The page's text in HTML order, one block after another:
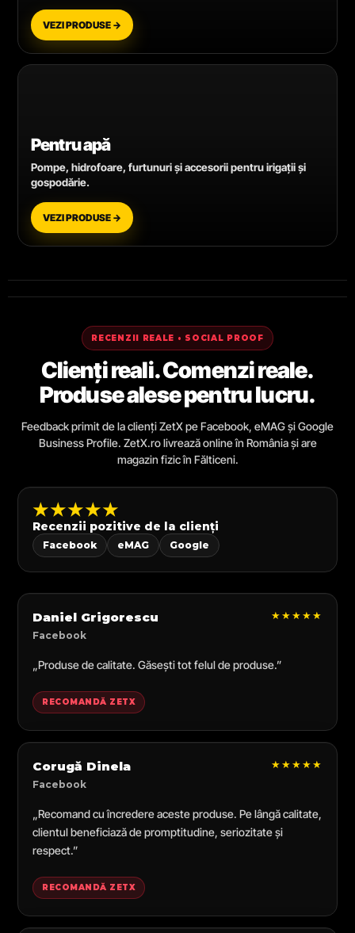
VEZI PRODUSE →
Pentru apă
Pompe, hidrofoare, furtunuri și accesorii pentru irigații și
gospodărie.
VEZI PRODUSE →
RECENZII REALE • SOCIAL PROOF
Clienți reali. Comenzi reale.
Produse alese pentru lucru.
Feedback primit de la clienți ZetX pe Facebook, eMAG și Google
Business Profile. ZetX.ro livrează online în România și are
magazin fizic în Fălticeni.
★★★★★
Recenzii pozitive de la clienți
Facebook eMAG Google
Daniel Grigorescu
Facebook
★★★★★
„Produse de calitate. Găsești tot felul de produse.”
RECOMANDĂ ZETX
Corugă Dinela
Facebook
★★★★★
„Recomand cu încredere aceste produse. Pe lângă calitate,
clientul beneficiază de promptitudine, seriozitate și
respect.”
RECOMANDĂ ZETX